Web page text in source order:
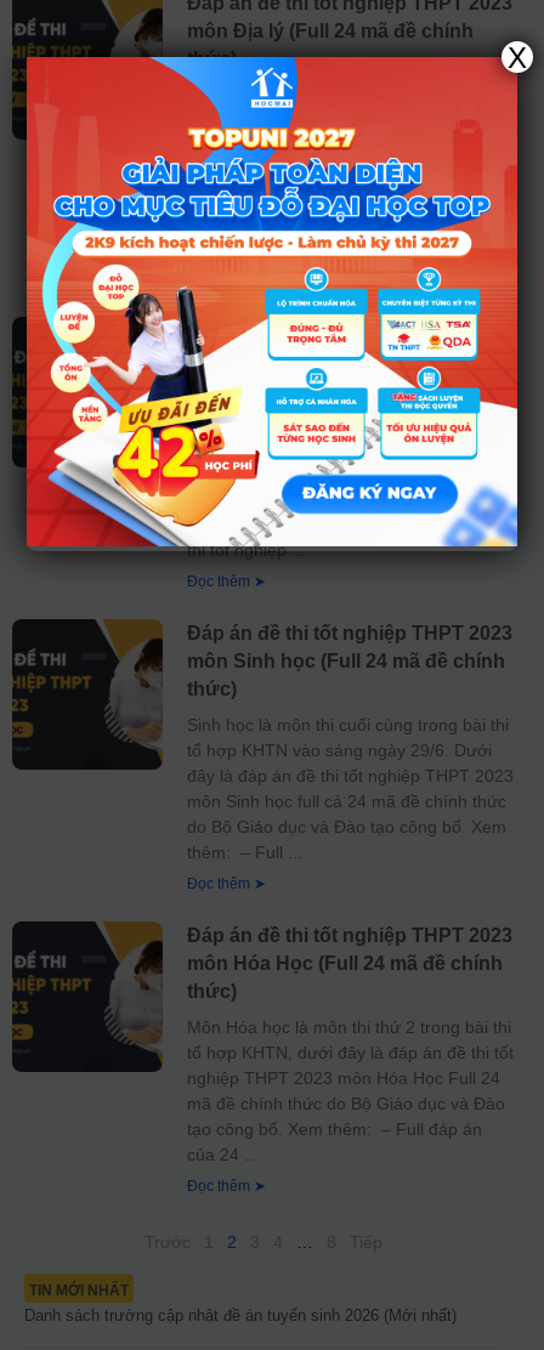
môn Địa lý (Full 24 mã đề chính
thức)
Dưới đây là đáp án đề thi tốt nghiệp THPT
2023 môn Địa lý do
huongnghiep.hocmai.vn cập nhật giúp thí
sinh có thể dễ dàng tra cứu. Xem thêm: –
Full đáp án của 24 mã đề tất cả các môn
thi tốt nghiệp THPT 2023 (chính thức) –
Công cụ tính
Đáp án đề thi tốt nghiệp THPT 2023
môn Lịch sử (Full 24 mã đề chính
thức)
Dưới đây là đáp án đề thi tốt nghiệp THPT
2023 môn Lịch sử giúp thí sinh có thể dễ
dàng tra cứu và biết được bản thân đạt
được mức điểm bao nhiêu. Xem thêm: –
Full đáp án của 24 mã đề tất cả các môn
thi tốt nghiệp
Đọc thêm ➤
Đáp án đề thi tốt nghiệp THPT 2023
môn Sinh học (Full 24 mã đề chính
thức)
Sinh học là môn thi cuối cùng trong bài thi
tổ hợp KHTN vào sáng ngày 29/6. Dưới
đây là đáp án đề thi tốt nghiệp THPT 2023
môn Sinh học full cả 24 mã đề chính thức
do Bộ Giáo dục và Đào tạo công bố. Xem
thêm: – Full
Đọc thêm ➤
Đáp án đề thi tốt nghiệp THPT 2023
môn Hóa Học (Full 24 mã đề chính
thức)
Môn Hóa học là môn thi thứ 2 trong bài thi
tổ hợp KHTN, dưới đây là đáp án đề thi tốt
nghiệp THPT 2023 môn Hóa Học Full 24
mã đề chính thức do Bộ Giáo dục và Đào
tạo công bố. Xem thêm: – Full đáp án
của 24
Đọc thêm ➤
2
TIN MỚI NHẤT
Danh sách trường cập nhật đề án tuyển sinh 2026 (Mới nhất)
X